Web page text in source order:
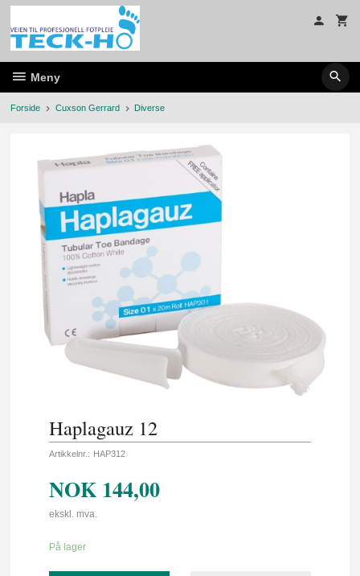
Gå
innholdet
Meny
Forside Cuxson Gerrard Diverse
Haplagauz 12
Artikkelnr.: HAP312
NOK 144,00
ekskl. mva.
På lager